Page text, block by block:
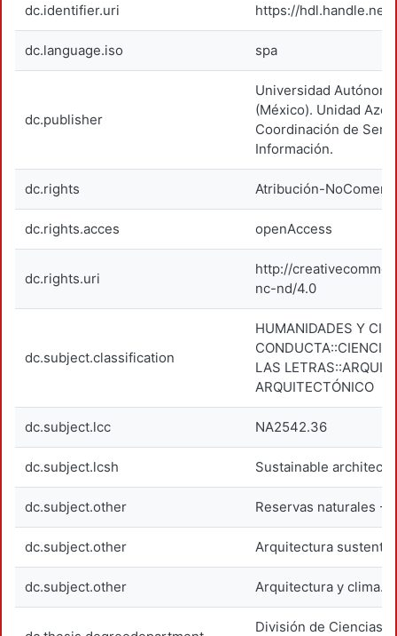
dc.identifier.uri https://hdl.handle.net/
dc.language.iso spa
dc.publisher
Universidad
(México). Unidad
Coordinación de
Información.
dc.rights Atribución-
dc.rights.acces openAccess
dc.rights.uri
http://
nc-nd/4.0
dc.subject.classification
HUMANIDADES Y
LAS
ARQUITECTÓNICO
dc.subject.lcc NA2542.36
dc.subject.lcsh Sustainable
dc.subject.other Reservas naturales --
dc.subject.other Arquitectura
dc.subject.other Arquitectura y clima.
División de Ciencias